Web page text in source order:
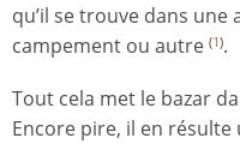
qu’il se trouve dans
campement ou autre (1).
Tout cela met le bazar
Encore pire, il en